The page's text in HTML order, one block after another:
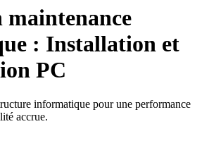
: Installation et
PC
informatique pour une performance
accrue.